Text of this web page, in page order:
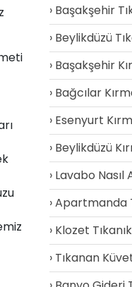
Başakşehir
Beylikdüzü
Başakşehir
Bağcılar
Esenyurt
Beylikdüzü
Lavabo Nasıl
Apartmanda
Klozet
Tıkanan